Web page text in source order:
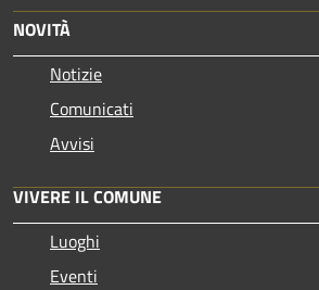
NOVITÀ
Notizie
Comunicati
Avvisi
VIVERE IL COMUNE
Luoghi
Eventi